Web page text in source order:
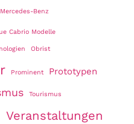
Mercedes-Benz
Cabrio Modelle
Obrist
Prominent Prototypen
Tourismus
Veranstaltungen